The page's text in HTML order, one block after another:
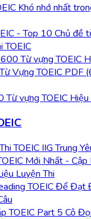
Khó nhớ nhất
- Top 10 Chủ đề
TOEIC
Từ vựng TOEIC
Vựng TOEIC PDF
Từ vựng TOEIC
TOEIC IIG Trung
Mới Nhất - Cập
Luyện Thi
TOEIC Để
TOEIC Part 5 Cô